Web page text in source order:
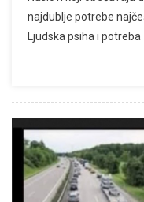
najdublje potrebe
Ljudska psiha i potreba